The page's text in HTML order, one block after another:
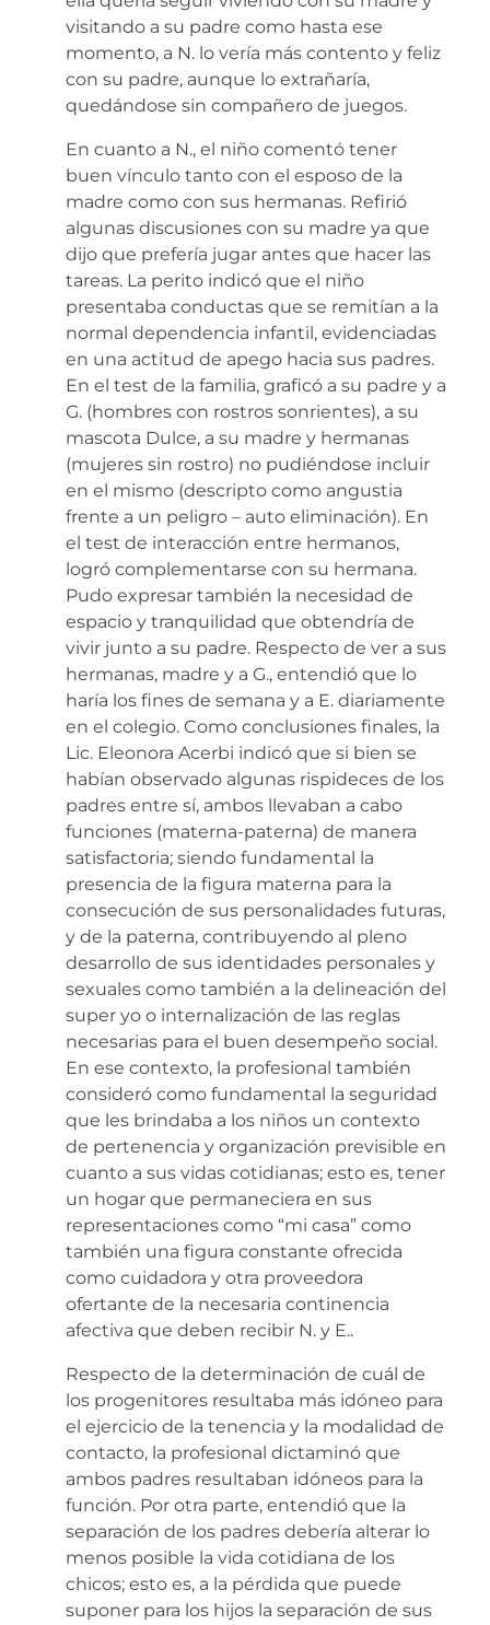
visitando a su padre como hasta ese
momento, a N. lo vería más contento y feliz
con su padre, aunque lo extrañaría,
quedándose sin compañero de juegos.
En cuanto a N., el niño comentó tener
buen vínculo tanto con el esposo de la
madre como con sus hermanas. Refirió
algunas discusiones con su madre ya que
dijo que prefería jugar antes que hacer las
tareas. La perito indicó que el niño
presentaba conductas que se remitían a la
normal dependencia infantil, evidenciadas
en una actitud de apego hacia sus padres.
En el test de la familia, graficó a su padre y a
G. (hombres con rostros sonrientes), a su
mascota Dulce, a su madre y hermanas
(mujeres sin rostro) no pudiéndose incluir
en el mismo (descripto como angustia
frente a un peligro – auto eliminación). En
el test de interacción entre hermanos,
logró complementarse con su hermana.
Pudo expresar también la necesidad de
espacio y tranquilidad que obtendría de
vivir junto a su padre. Respecto de ver a sus
hermanas, madre y a G., entendió que lo
haría los fines de semana y a E. diariamente
en el colegio. Como conclusiones finales, la
Lic. Eleonora Acerbi indicó que si bien se
habían observado algunas rispideces de los
padres entre sí, ambos llevaban a cabo
funciones (materna-paterna) de manera
satisfactoria; siendo fundamental la
presencia de la figura materna para la
consecución de sus personalidades futuras,
y de la paterna, contribuyendo al pleno
desarrollo de sus identidades personales y
sexuales como también a la delineación del
super yo o internalización de las reglas
necesarias para el buen desempeño social.
En ese contexto, la profesional también
consideró como fundamental la seguridad
que les brindaba a los niños un contexto
de pertenencia y organización previsible en
cuanto a sus vidas cotidianas; esto es, tener
un hogar que permaneciera en sus
representaciones como “mi casa” como
también una figura constante ofrecida
como cuidadora y otra proveedora
ofertante de la necesaria continencia
afectiva que deben recibir N. y E..
Respecto de la determinación de cuál de
los progenitores resultaba más idóneo para
el ejercicio de la tenencia y la modalidad de
contacto, la profesional dictaminó que
ambos padres resultaban idóneos para la
función. Por otra parte, entendió que la
separación de los padres debería alterar lo
menos posible la vida cotidiana de los
chicos; esto es, a la pérdida que puede
suponer para los hijos la separación de sus